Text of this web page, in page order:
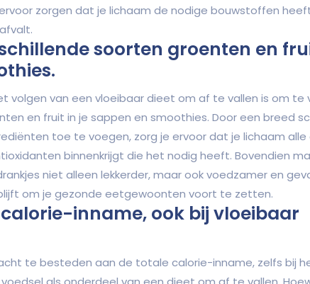
zorgen dat je lichaam de nodige bouwstoffen
soorten groenten en
volgen van een vloeibaar dieet om af te vallen is om te
en fruit in je sappen en smoothies. Door een breed
toe te voegen, zorg je ervoor dat je lichaam
binnenkrijgt die het nodig heeft. Bovendien
niet alleen lekkerder, maar ook voedzamer en
om je gezonde eetgewoonten voort te zetten.
inname, ook bij vloeibaar
te besteden aan de totale calorie-inname, zelfs bij